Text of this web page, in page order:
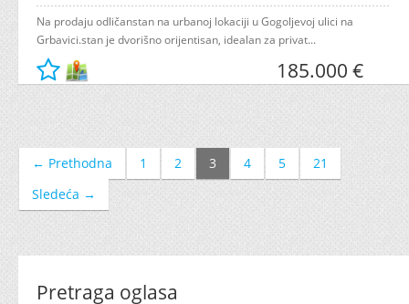
Na prodaju odličanstan na urbanoj lokaciji u Gogoljevoj ulici na
Grbavici.stan je dvorišno orijentisan, idealan za privat...
185.000 €
← Prethodna 1 2 3 4 5
21
Sledeća →
Pretraga oglasa